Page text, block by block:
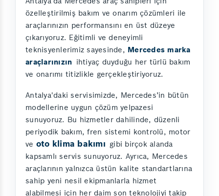
özelleştirilmiş bakım ve onarım çözümleri ile
araçlarınızın performansını en üst düzeye
çıkarıyoruz. Eğitimli ve deneyimli
teknisyenlerimiz sayesinde, Mercedes marka
araçlarınızın ihtiyaç duyduğu her türlü bakım
ve onarımı titizlikle gerçekleştiriyoruz.
Antalya'daki servisimizde, Mercedes’in bütün
modellerine uygun çözüm yelpazesi
sunuyoruz. Bu hizmetler dahilinde, düzenli
periyodik bakım, fren sistemi kontrolü, motor
ve oto klima bakımı gibi birçok alanda
kapsamlı servis sunuyoruz. Ayrıca, Mercedes
araçlarının yalnızca üstün kalite standartlarına
sahip yeni nesil ekipmanlarla hizmet
alabilmesi için her daim son teknolojiyi takip